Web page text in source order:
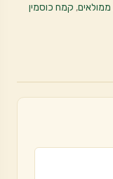
ממולאים, קמח כוסמין